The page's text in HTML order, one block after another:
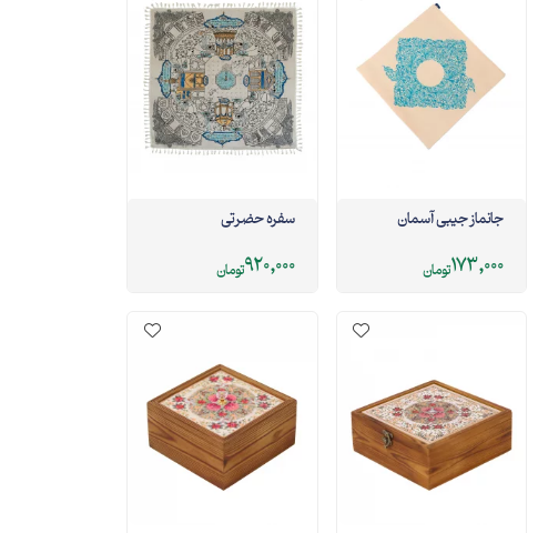
جانماز جیبی آسمان
173,000تومان
سفره حضرتی
920,000تومان